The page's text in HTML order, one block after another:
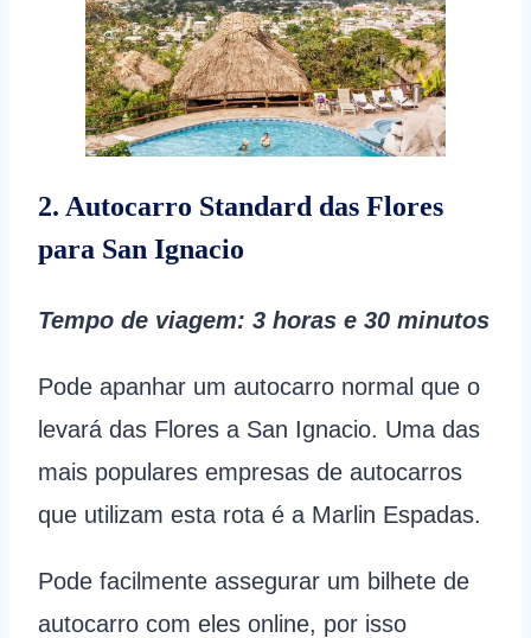
2. Autocarro Standard das Flores
para San Ignacio
Tempo de viagem: 3 horas e 30 minutos
Pode apanhar um autocarro normal que o
levará das Flores a San Ignacio. Uma das
mais populares empresas de autocarros
que utilizam esta rota é a Marlin Espadas.
Pode facilmente assegurar um bilhete de
autocarro com eles online, por isso